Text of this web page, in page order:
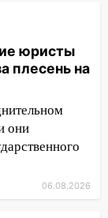
в
накопил
юристы
плесень на
они
06.08.2026